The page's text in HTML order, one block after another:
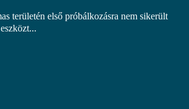
területén első próbálkozásra nem sikerült